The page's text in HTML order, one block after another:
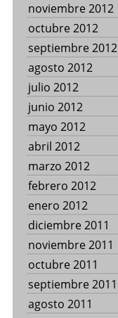
noviembre 2012
octubre 2012
septiembre 2012
agosto 2012
julio 2012
junio 2012
mayo 2012
abril 2012
marzo 2012
febrero 2012
enero 2012
diciembre 2011
noviembre 2011
octubre 2011
septiembre 2011
agosto 2011